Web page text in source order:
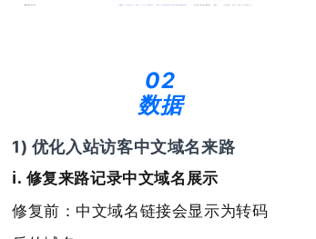
02
数据
1) 优化入站访客中文域名来路
i. 修复来路记录中文域名展示
修复前：中文域名链接会显示为转码